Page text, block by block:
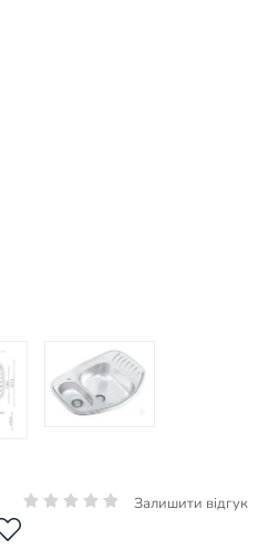
Залишити відгук